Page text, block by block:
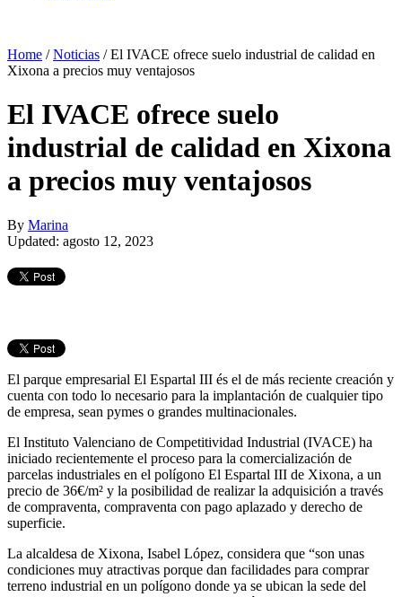
Home /Noticias /El IVACE ofrece suelo industrial de calidad en
Xixona a precios muy ventajosos
El IVACE ofrece suelo
industrial de calidad en Xixona
a precios muy ventajosos
By Marina
Updated: agosto 12, 2023
El parque empresarial El Espartal III és el de más reciente creación y
cuenta con todo lo necesario para la implantación de cualquier tipo
de empresa, sean pymes o grandes multinacionales.
El Instituto Valenciano de Competitividad Industrial (IVACE) ha
iniciado recientemente el proceso para la comercialización de
parcelas industriales en el polígono El Espartal III de Xixona, a un
precio de 36€/m² y la posibilidad de realizar la adquisición a través
de compraventa, compraventa con pago aplazado y derecho de
superficie.
La alcaldesa de Xixona, Isabel López, considera que “son unas
condiciones muy atractivas porque dan facilidades para comprar
terreno industrial en un polígono donde ya se ubican la sede del